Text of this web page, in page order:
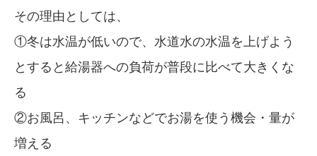
その理由としては、
①冬は水温が低いので、水道水の水温を上げよう
とすると給湯器への負荷が普段に比べて大きくな
る
②お風呂、キッチンなどでお湯を使う機会・量が
増える